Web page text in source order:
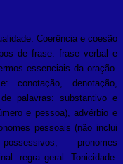
Coerência e coesão
de frase: frase verbal e
essenciais da oração.
conotação, denotação,
palavras: substantivo e
e pessoa), advérbio e
pessoais (não inclui
pronomes
regra geral. Tonicidade: